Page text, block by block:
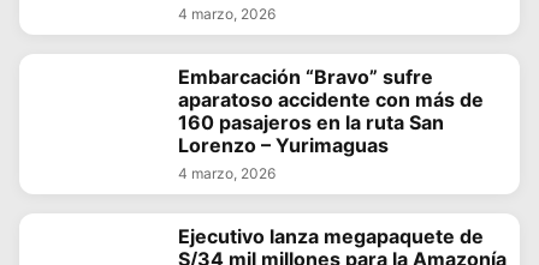
4 marzo, 2026
Embarcación “Bravo” sufre
aparatoso accidente con más de
160 pasajeros en la ruta San
Lorenzo – Yurimaguas
4 marzo, 2026
Ejecutivo lanza megapaquete de
S/34 mil millones para la Amazonía